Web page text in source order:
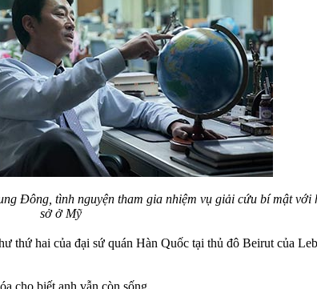
Đông, tình nguyện tham gia nhiệm vụ giải cứu bí mật với
sở ở Mỹ
thứ hai của đại sứ quán Hàn Quốc tại thủ đô Beirut của
cho biết anh vẫn còn sống.